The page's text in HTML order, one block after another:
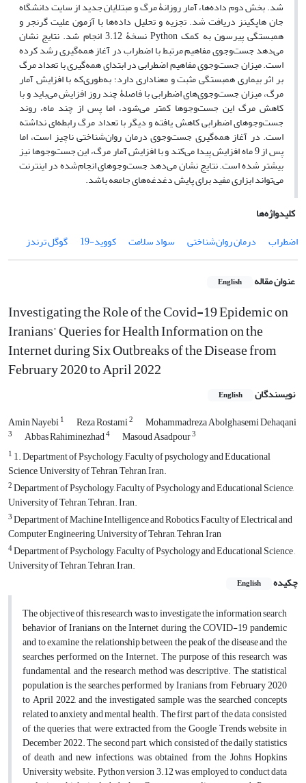
شد. بخش دوم داده‌ها، آمار روزانۀ مرگ و مبتلایان جدید از سایت دانشگاه
جان هاپکینز دریافت شد. تجزیه و تحلیل داده‌ها با آزمون علیت گرنجر و
همبستگی پیرسون به کمک Python نسخۀ 3.12 انجام شد. نتایج نشان
می‌دهد جست‌وجوی مفاهیم مرتبط با اضطراب در آغاز همه‌گیری رشد کرده
است. میزان جست‌وجوی مفاهیم اضطرابی در ابتدای همه‌گیری با تعداد مرگ
بر اثر بیماری همبستگی مثبت و معناداری دارد؛ به‌طوری‌که با افزایش آمار
مرگ، میزان جست‌وجوی‌های اضطرابی با فاصلۀ چند روز افزایش می‌باید و با
کاهش مرگ این جست‌وجوها کمتر می‌شود، اما پس از چند ماه، روند
جست‌وجوهای اضطرابی کاهش یافته و دیگر با تعداد مرگ رابطه‌ای نداشته
است. در آغاز همه‌گیری جست‌وجوی درمان روان‌شناختی ناچیز است، اما
پس از 9 ماه افزایش پیدا می‌کند و با افزایش آمار مرگ، این جست‌وجوها نیز
بیشتر شده است. نتایج نشان می‌دهد جست‌وجوهای انجام‌شده در اینترنت
می‌تواند ابزاری مفید برای پایش دغدغه‌های جامعه باشد.
کلیدواژه‌ها
اضطراب
درمان روان‌شناختی سواد سلامت کووید-19 گوگل ترندز
عنوان مقاله English
Investigating the Role of the Covid-19 Epidemic on
Iranians’ Queries for Health Information on the
Internet during Six Outbreaks of the Disease from
February 2020 to April 2022
نویسندگان English
Amin Nayebi1 Reza Rostami2 Mohammadreza Abolghasemi Dehaqani
3 Abbas Rahiminezhad4 Masoud Asadpour3
1 1. Department of Psychology, Faculty of psychology and Educational
Science, University of Tehran, Tehran, Iran.
2Department of Psychology, Faculty of Psychology and Educational Science,
University of Tehran, Tehran. Iran.
3Department of Machine Intelligence and Robotics, Faculty of Electrical and
Computer Engineering, University of Tehran, Tehran, Iran
4Department of Psychology, Faculty of Psychology and Educational Science ,
University of Tehran, Tehran, Iran.
چکیده
English
The objective of this research was to investigate the information search
behavior of Iranians on the Internet during the COVID-19 pandemic
and to examine the relationship between the peak of the disease and the
searches performed on the Internet. The purpose of this research was
fundamental, and the research method was descriptive. The statistical
population is the searches performed by Iranians from February 2020
to April 2022, and the investigated sample was the searched concepts
related to anxiety and mental health. The first part of the data consisted
of the queries that were extracted from the Google Trends website in
December 2022. The second part, which consisted of the daily statistics
of death and new infections, was obtained from the Johns Hopkins
University website. Python version 3.12 was employed to conduct data